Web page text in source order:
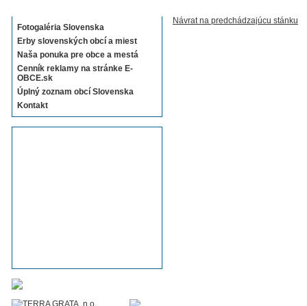
Fotogaléria Slovenska
Erby slovenských obcí a miest
Naša ponuka pre obce a mestá
Cenník reklamy na stránke E-
OBCE.sk
Úplný zoznam obcí Slovenska
Kontakt
Návrat na predchádzajúcu stánku